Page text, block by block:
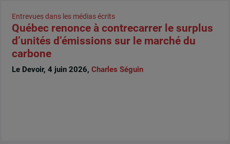
Entrevues dans les médias écrits
Québec renonce à contrecarrer le surplus
d’unités d’émissions sur le marché du
carbone
Le Devoir, 4 juin 2026, Charles Séguin